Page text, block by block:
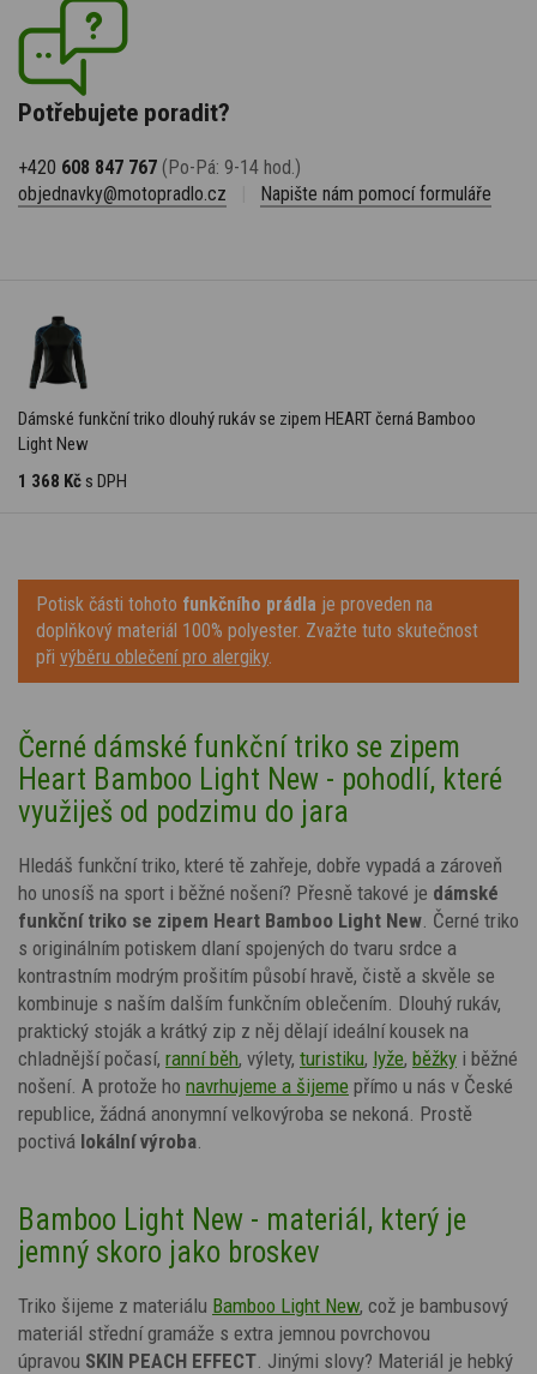
Potřebujete poradit?
+420 608 847 767 (Po-Pá: 9-14 hod.)
objednavky@motopradlo.cz
Napište nám pomocí formuláře
Dámské funkční triko dlouhý rukáv se zipem HEART černá Bamboo
Light New
1 368 Kč s DPH
Potisk části tohoto funkčního prádla je proveden na
doplňkový materiál 100% polyester. Zvažte tuto skutečnost
při výběru oblečení pro alergiky.
Černé dámské funkční triko se zipem
Heart Bamboo Light New - pohodlí, které
využiješ od podzimu do jara
Hledáš funkční triko, které tě zahřeje, dobře vypadá a zároveň
ho unosíš na sport i běžné nošení? Přesně takové je dámské
funkční triko se zipem Heart Bamboo Light New . Černé triko
s originálním potiskem dlaní spojených do tvaru srdce a
kontrastním modrým prošitím působí hravě, čistě a skvěle se
kombinuje s naším dalším funkčním oblečením. Dlouhý rukáv,
praktický stoják a krátký zip z něj dělají ideální kousek na
chladnější počasí, ranní běh, výlety, turistiku, lyže, běžky i běžné
nošení. A protože ho navrhujeme a šijeme přímo u nás v České
republice, žádná anonymní velkovýroba se nekoná. Prostě
poctivá lokální výroba
Bamboo Light New - materiál, který je
jemný skoro jako broskev
Triko šijeme z materiálu Bamboo Light New, což je bambusový
materiál střední gramáže s extra jemnou povrchovou
úpravou SKIN PEACH EFFECT . Jinými slovy? Materiál je hebký